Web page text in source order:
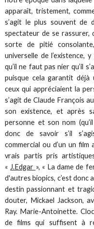
apparaît, tristement,
s’agit le plus souvent de
spectateur de se rassurer,
sorte de pitié
universelle de l’existence,
qu’il ne faut pas nier qu’il
puisque cela garantit déjà
ceux qui appréciaient la
s’agit de Claude François
son existence, et après
personne et son nom
donc de savoir s’il
commercial ou d’un un
vrais partis pris
« J.Edgar », « La dame de
d'autres biopics, c’est donc
destin passionnant et
douter, Mickael Jackson,
Ray. Marie-Antoinette.
de films qui suffisent à